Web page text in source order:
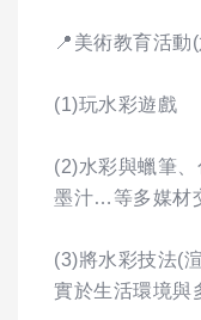
📍美術教育活動
(1)玩水彩遊戲
(2)水彩與蠟筆、
墨汁…等多媒材
(3)將水彩技法(
實於生活環境與